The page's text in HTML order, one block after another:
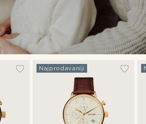
Najprodavaniji